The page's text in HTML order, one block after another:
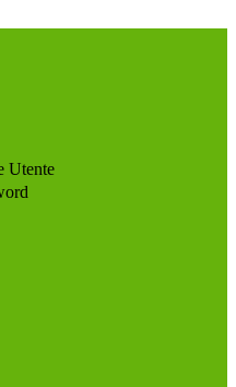
Utente